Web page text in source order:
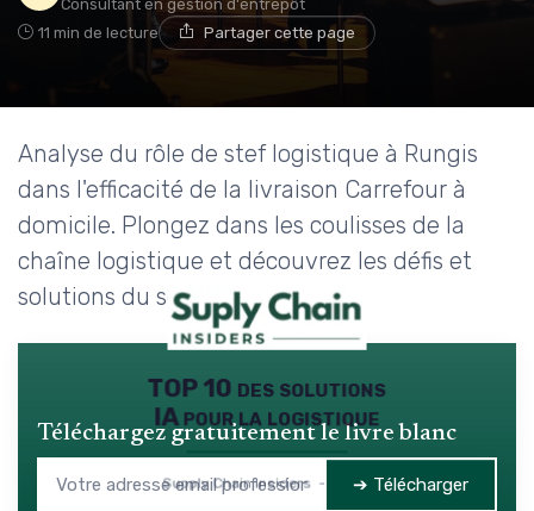
Consultant en gestion d'entrepôt
11 min de lecture Partager cette page
Analyse du rôle de stef logistique à Rungis
dans l'efficacité de la livraison Carrefour à
domicile. Plongez dans les coulisses de la
chaîne logistique et découvrez les défis et
solutions du secteur.
TOP 10 des solutions
IA pour la logistique
Supply Chain Insiders — 2026
Téléchargez gratuitement le livre blanc
➔ Télécharger